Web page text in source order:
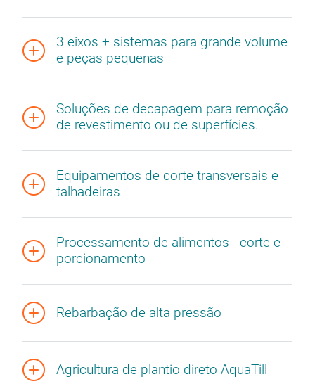
3 eixos + sistemas para grande volume
e peças pequenas
Soluções de decapagem para remoção
de revestimento ou de superfícies.
Equipamentos de corte transversais e
talhadeiras
Processamento de alimentos - corte e
porcionamento
Rebarbação de alta pressão
Agricultura de plantio direto AquaTill